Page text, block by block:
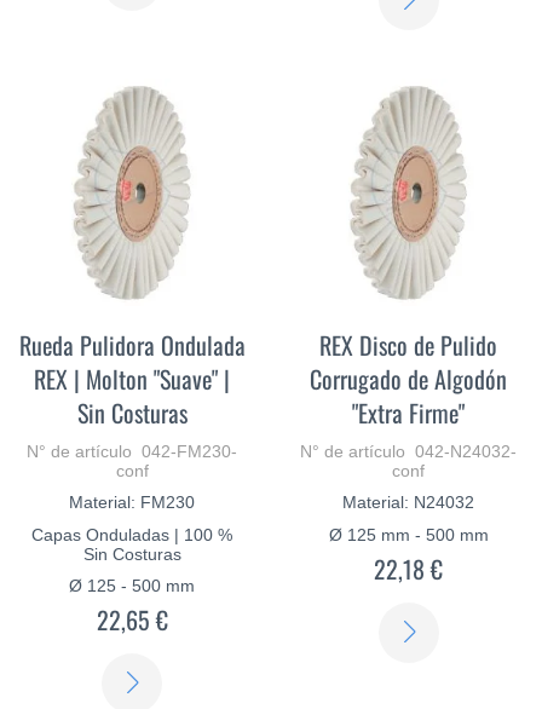
Rueda Pulidora Ondulada
REX | Molton "Suave" |
Sin Costuras
N° de artículo 042-FM230-
conf
Material: FM230
Capas Onduladas | 100 %
Sin Costuras
Ø 125 - 500 mm
22,65 €
REX Disco de Pulido
Corrugado de Algodón
"Extra Firme"
N° de artículo 042-N24032-
conf
Material: N24032
Ø 125 mm - 500 mm
22,18 €